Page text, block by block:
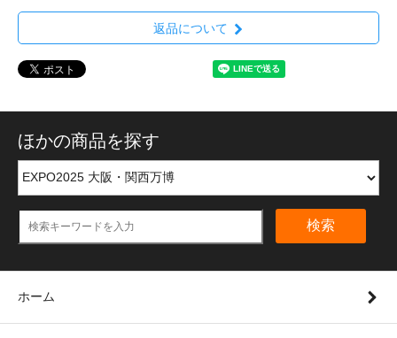
返品について
ほかの商品を探す
検索
ホーム